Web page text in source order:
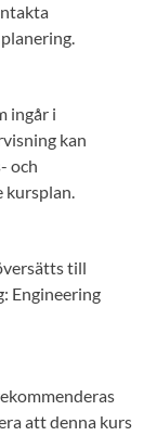
ingår i
kan
och
kursplan.
till
Engineering
att denna kurs